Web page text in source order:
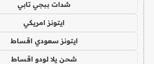
شدات ببجي تابي
ايتونز امريكي
ايتونز سعودي اقساط
شحن يلا لودو اقساط